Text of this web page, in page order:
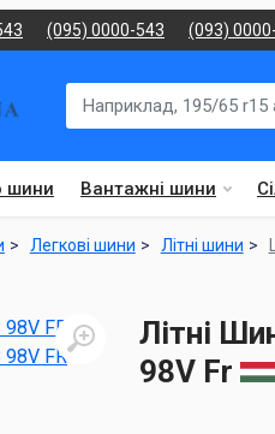
(095) 0000-543 (093)
шини Вантажні шини
Легкові шини Літні шини
Літні
98V Fr